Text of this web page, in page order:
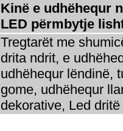
Kinë e udhëhequr
LED përmbytje
Tregtarët me
drita ndrit, e
udhëhequr lëndinë,
gome, udhëhequr
dekorative, Led